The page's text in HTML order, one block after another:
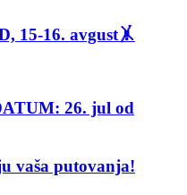
15-16. avgust🤸
26. jul od
vaša putovanja!